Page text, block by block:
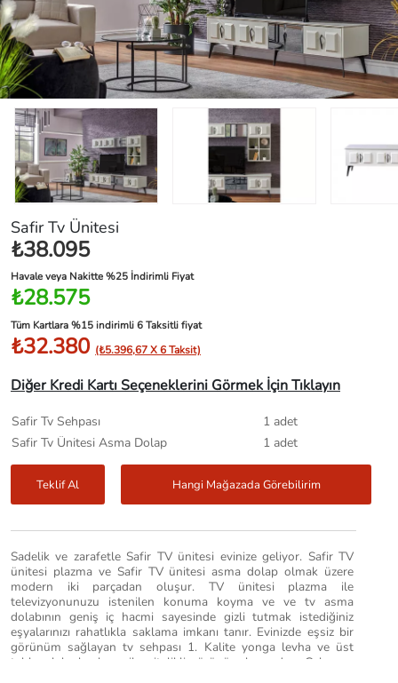
Safir Tv Ünitesi
₺38.095
Havale veya Nakitte %25 İndirimli Fiyat
₺28.575
Tüm Kartlara %15 indirimli 6 Taksitli fiyat
₺32.380 (₺5.396,67 X 6 Taksit)
Diğer Kredi Kartı Seçeneklerini Görmek İçin Tıklayın
Safir Tv Sehpası
1 adet
Safir Tv Ünitesi Asma Dolap
1 adet
Teklif Al Hangi Mağazada Görebilirim
Sadelik ve zarafetle Safir TV ünitesi evinize geliyor. Safir TV
ünitesi plazma ve Safir TV ünitesi asma dolap olmak üzere
modern iki parçadan oluşur. TV ünitesi plazma ile
televizyonunuzu istenilen konuma koyma ve ve tv asma
dolabının geniş iç hacmi sayesinde gizli tutmak istediğiniz
eşyalarınızı rahatlıkla saklama imkanı tanır. Evinizde eşsiz bir
görünüm sağlayan tv sehpası 1. Kalite yonga levha ve üst
tablası lake kaplama ile nitelikli görünüm kazandırır. Çekmece